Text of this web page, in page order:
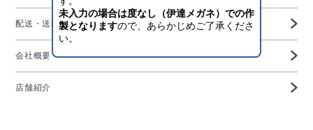
配送・送料・決済について
会社概要
店舗紹介